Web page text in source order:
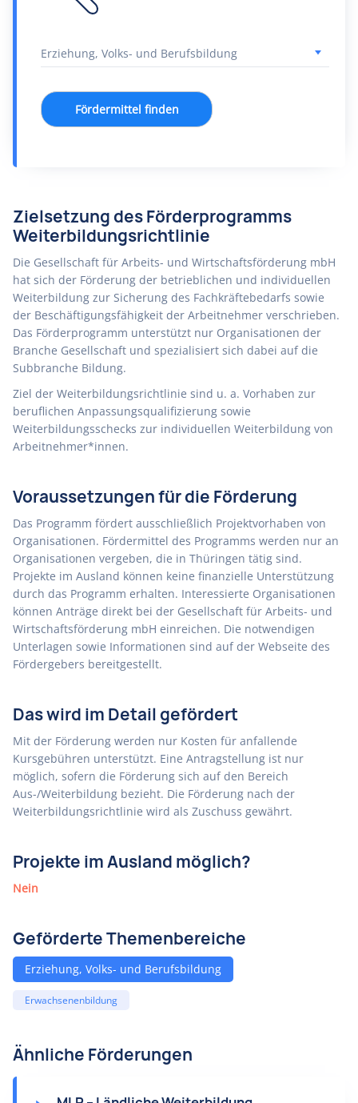
Fördermittel finden
Zielsetzung des Förderprogramms
Weiterbildungsrichtlinie
Die Gesellschaft für Arbeits- und Wirtschaftsförderung mbH
hat sich der Förderung der betrieblichen und individuellen
Weiterbildung zur Sicherung des Fachkräftebedarfs sowie
der Beschäftigungsfähigkeit der Arbeitnehmer verschrieben.
Das Förderprogramm unterstützt nur Organisationen der
Branche Gesellschaft und spezialisiert sich dabei auf die
Subbranche Bildung.
Ziel der Weiterbildungsrichtlinie sind u. a. Vorhaben zur
beruflichen Anpassungsqualifizierung sowie
Weiterbildungsschecks zur individuellen Weiterbildung von
Arbeitnehmer*innen.
Voraussetzungen für die Förderung
Das Programm fördert ausschließlich Projektvorhaben von
Organisationen. Fördermittel des Programms werden nur an
Organisationen vergeben, die in Thüringen tätig sind.
Projekte im Ausland können keine finanzielle Unterstützung
durch das Programm erhalten. Interessierte Organisationen
können Anträge direkt bei der Gesellschaft für Arbeits- und
Wirtschaftsförderung mbH einreichen. Die notwendigen
Unterlagen sowie Informationen sind auf der Webseite des
Fördergebers bereitgestellt.
Das wird im Detail gefördert
Mit der Förderung werden nur Kosten für anfallende
Kursgebühren unterstützt. Eine Antragstellung ist nur
möglich, sofern die Förderung sich auf den Bereich
Aus-/Weiterbildung bezieht. Die Förderung nach der
Weiterbildungsrichtlinie wird als Zuschuss gewährt.
Projekte im Ausland möglich?
Nein
Geförderte Themenbereiche
Erziehung, Volks- und Berufsbildung
Erwachsenenbildung
Ähnliche Förderungen